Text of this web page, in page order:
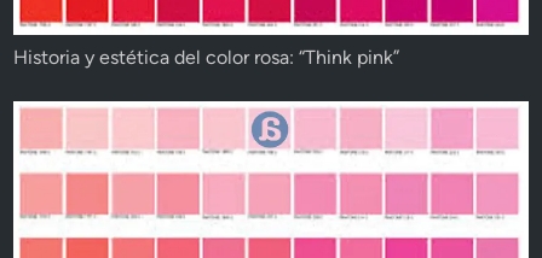
Historia y estética del color rosa: “Think pink”